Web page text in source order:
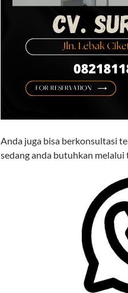
Anda juga bisa berkonsultasi
sedang anda butuhkan melalui